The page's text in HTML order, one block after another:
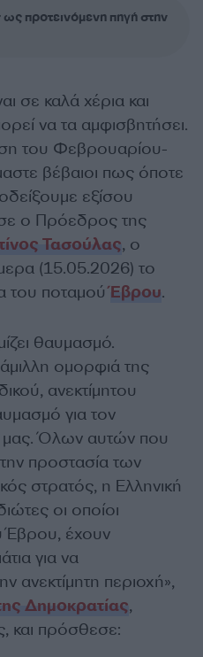
προτεινόμενη πηγή στην
σε καλά χέρια και
να τα αμφισβητήσει.
του Φεβρουαρίου-
βέβαιοι πως όποτε
εξίσου
ο Πρόεδρος της
Τασούλας, ο
(15.05.2026) το
του ποταμούΈβρου.
θαυμασμό.
ομορφιά της
ανεκτίμητου
για τον
μας. Όλων αυτών που
την προστασία των
στρατός, η Ελληνική
οι οποίοι
Έβρου, έχουν
για να
ανεκτίμητη περιοχή»,
Δημοκρατίας,
και πρόσθεσε: